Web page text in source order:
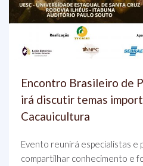
Encontro Brasileiro de
irá discutir temas
Cacauicultura
Evento reunirá especialistas e
compartilhar conhecimento e